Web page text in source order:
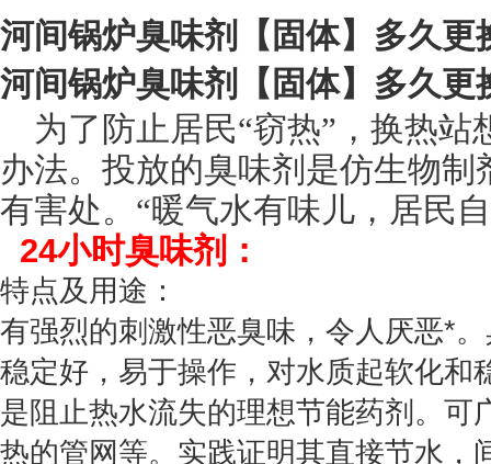
河间锅炉臭味剂【固体】多久
河间锅炉臭味剂【固体】多久
为了防止居民“窃热”，换热站
办法。投放的臭味剂是仿生物
有害处。“暖气水有味儿，居民
24小时臭味剂：
特点及用途：
有强烈的刺激性恶臭味，令人厌恶*
稳定好，易于操作，对水质起软化
是阻止热水流失的理想节能药剂。
热的管网等。实践证明其直接节水，